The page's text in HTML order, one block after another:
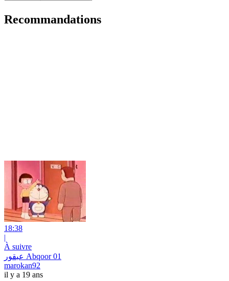
Recommandations
18:38
|
À suivre
عبقور Abqoor 01
marokan92
il y a 19 ans